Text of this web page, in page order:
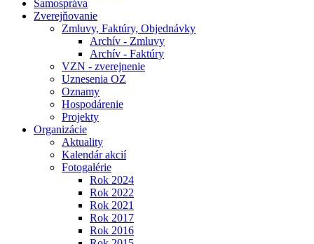
Samospráva
Zverejňovanie
Zmluvy, Faktúry, Objednávky
Archív - Zmluvy
Archív - Faktúry
VZN - zverejnenie
Uznesenia OZ
Oznamy
Hospodárenie
Projekty
Organizácie
Aktuality
Kalendár akcií
Fotogalérie
Rok 2024
Rok 2022
Rok 2021
Rok 2017
Rok 2016